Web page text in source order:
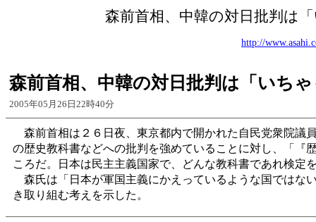
森前首相、中韓の対日批判は
http://
森前首相、中韓の対日批判は「いち
2005年05月26日22時40分
森前首相は２６日夜、東京都内で開かれた自民党衆院議
の歴史教科書などへの批判を強めていることに対し、「『
ころだ。日本は民主主義国家で、どんな教科書であれ検定
森氏は「日本が軍国主義にかえっているような国ではな
き取り組む考えを示した。